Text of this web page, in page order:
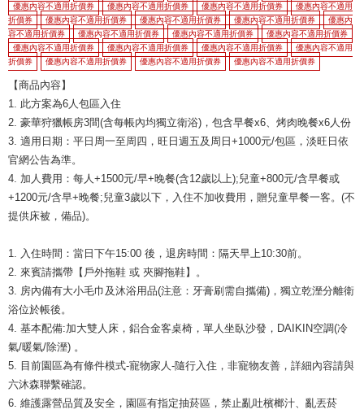
優惠內容不適用折價券
優惠內容不適用折價券 優惠內容不適用折價券
優惠內容不適用
折價券
優惠內容不適用折價券 優惠內容不適用折價券 優惠內容不適用折價券
優惠內
容不適用折價券
優惠內容不適用折價券 優惠內容不適用折價券
優惠內容不適用折價券
優惠內容不適用折價券
優惠內容不適用折價券 優惠內容不適用折價券
優惠內容不適用
折價券
優惠內容不適用折價券 優惠內容不適用折價券 優惠內容不適用折價券
【商品內容】
1. 此方案為6人包區入住
2. 豪華狩獵帳房3間(含每帳內均獨立衛浴)，包含早餐x6、烤肉晚餐x6人份
3. 適用日期：平日周一至周四，旺日週五及周日+1000元/包區，淡旺日依
官網公告為準。
4. 加人費用：每人+1500元/早+晚餐(含12歲以上);兒童+800元/含早餐或
+1200元/含早+晚餐;兒童3歲以下，入住不加收費用，贈兒童早餐一客。(不
提供床被，備品)。
1. 入住時間：當日下午15:00 後，退房時間：隔天早上10:30前。
2. 來賓請攜帶【戶外拖鞋 或 夾腳拖鞋】。
3. 房內備有大小毛巾及沐浴用品(注意：牙膏刷需自攜備)，獨立乾溼分離衛
浴位於帳後。
4. 基本配備:加大雙人床，鋁合金客桌椅，單人坐臥沙發，DAIKIN空調(冷
氣/暖氣/除溼) 。
5. 目前園區為有條件模式-寵物家人-隨行入住，非寵物友善，詳細內容請與
六沐森聯繫確認。
6. 維護露營品質及安全，園區有指定抽菸區，禁止亂吐檳榔汁、亂丟菸